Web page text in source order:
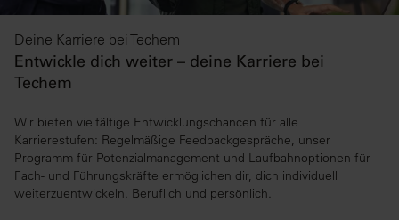
Deine Karriere bei Techem
Entwickle dich weiter – deine Karriere bei
Techem
Wir bieten vielfältige Entwicklungschancen für alle
Karrierestufen: Regelmäßige Feedbackgespräche, unser
Programm für Potenzialmanagement und Laufbahnoptionen für
Fach- und Führungskräfte ermöglichen dir, dich individuell
weiterzuentwickeln. Beruflich und persönlich.